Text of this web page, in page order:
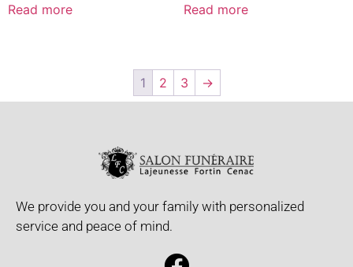
Read more Read more
1 2 3 →
We provide you and your family with personalized
service and peace of mind.